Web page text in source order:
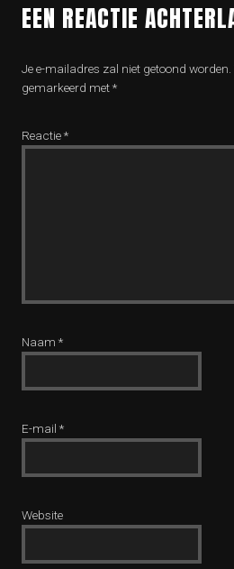
EEN REACTIE
Je e-mailadres zal niet getoond worden.
gemarkeerd met*
Reactie*
Naam *
E-mail *
Website